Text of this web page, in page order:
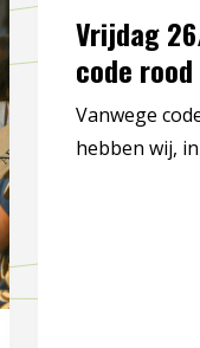
Vrijdag
code rood
Vanwege
hebben wij,